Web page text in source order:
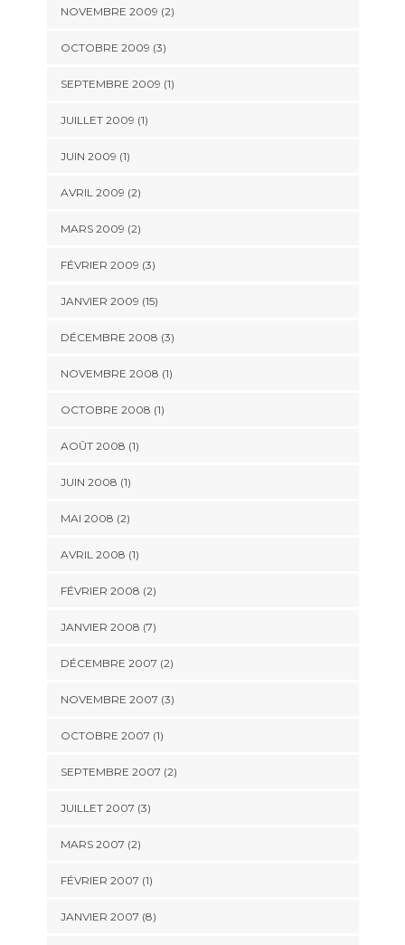
NOVEMBRE 2009 (2)
OCTOBRE 2009 (3)
SEPTEMBRE 2009 (1)
JUILLET 2009 (1)
JUIN 2009 (1)
AVRIL 2009 (2)
MARS 2009 (2)
FÉVRIER 2009 (3)
JANVIER 2009 (15)
DÉCEMBRE 2008 (3)
NOVEMBRE 2008 (1)
OCTOBRE 2008 (1)
AOÛT 2008 (1)
JUIN 2008 (1)
MAI 2008 (2)
AVRIL 2008 (1)
FÉVRIER 2008 (2)
JANVIER 2008 (7)
DÉCEMBRE 2007 (2)
NOVEMBRE 2007 (3)
OCTOBRE 2007 (1)
SEPTEMBRE 2007 (2)
JUILLET 2007 (3)
MARS 2007 (2)
FÉVRIER 2007 (1)
JANVIER 2007 (8)